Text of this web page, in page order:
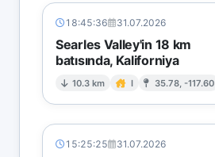
18:45:36 31.07.2026
Searles Valley'in 18 km
batısında, Kaliforniya
10.3 km I 35.78, -117.60
15:25:25 31.07.2026